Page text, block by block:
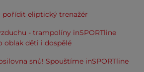
pořídit eliptický trenažér
- trampolíny inSPORTline
oblak děti i dospělé
snů! Spouštíme inSPORTline